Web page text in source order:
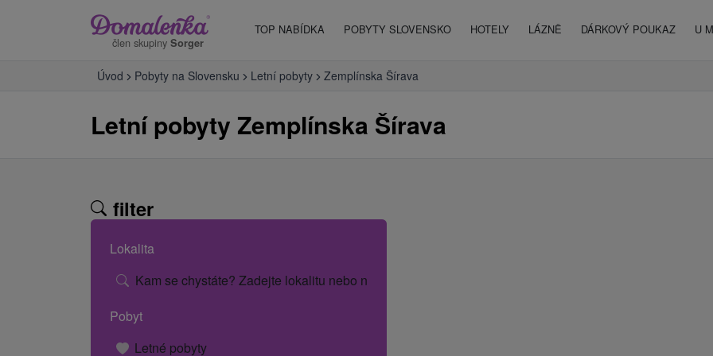
člen skupiny Sorger
TOP NABÍDKA POBYTY SLOVENSKO HOTELY LÁZNĚ DÁRKOVÝ POUKAZ U
Úvod Pobyty na Slovensku Letní pobyty Zemplínska Šírava
Letní pobyty Zemplínska Šírava
filter
Lokalita
Kam se chystáte? Zadejte lokalitu nebo název hotelu.
Pobyt
Letné pobyty